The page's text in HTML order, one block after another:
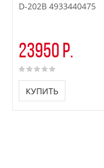
D-202B 4933440475
23950 р.
КУПИТЬ